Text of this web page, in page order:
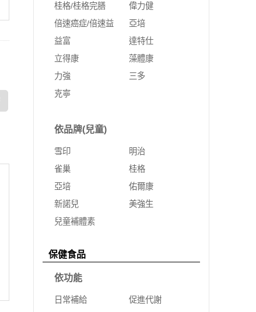
桂格/桂格完膳
偉力健
倍速癌症/倍速益
亞培
益富
達特仕
立得康
藻體康
力強
三多
克寧
依品牌(兒童)
雪印
明治
雀巢
桂格
亞培
佑爾康
新諾兒
美強生
兒童補體素
保健食品
依功能
日常補給
促進代謝